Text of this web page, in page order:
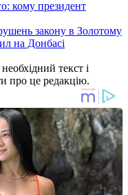
кому президент
закону в Золотому
на Донбасі
текст і
про це редакцію.